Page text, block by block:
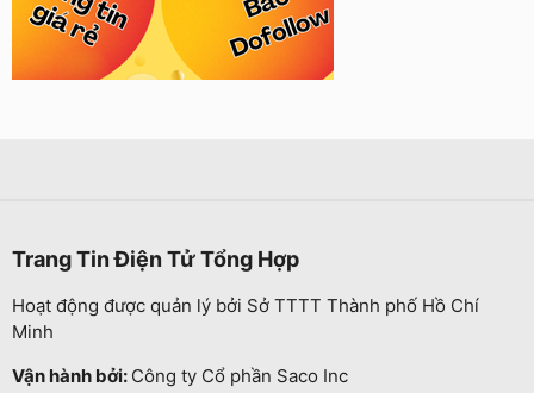
Trang Tin Điện Tử Tổng Hợp
Hoạt động được quản lý bởi Sở TTTT Thành phố Hồ Chí
Minh
Vận hành bởi: Công ty Cổ phần Saco Inc